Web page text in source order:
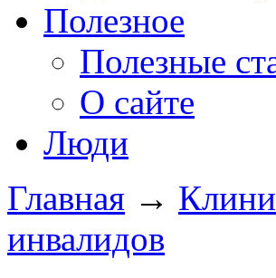
Полезное
Полезные
О сайте
Люди
Главная →
инвалидов